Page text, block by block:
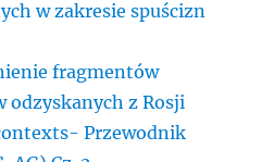
w zakresie spuścizn
fragmentów
odzyskanych z Rosji
Przewodnik